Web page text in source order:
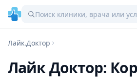
Лайк.Доктор
Лайк Доктор: